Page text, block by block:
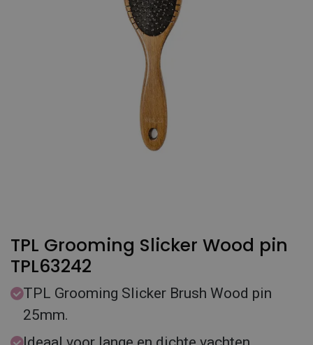
TPL Grooming Slicker Wood pin
TPL63242
TPL Grooming Slicker Brush Wood pin
25mm.